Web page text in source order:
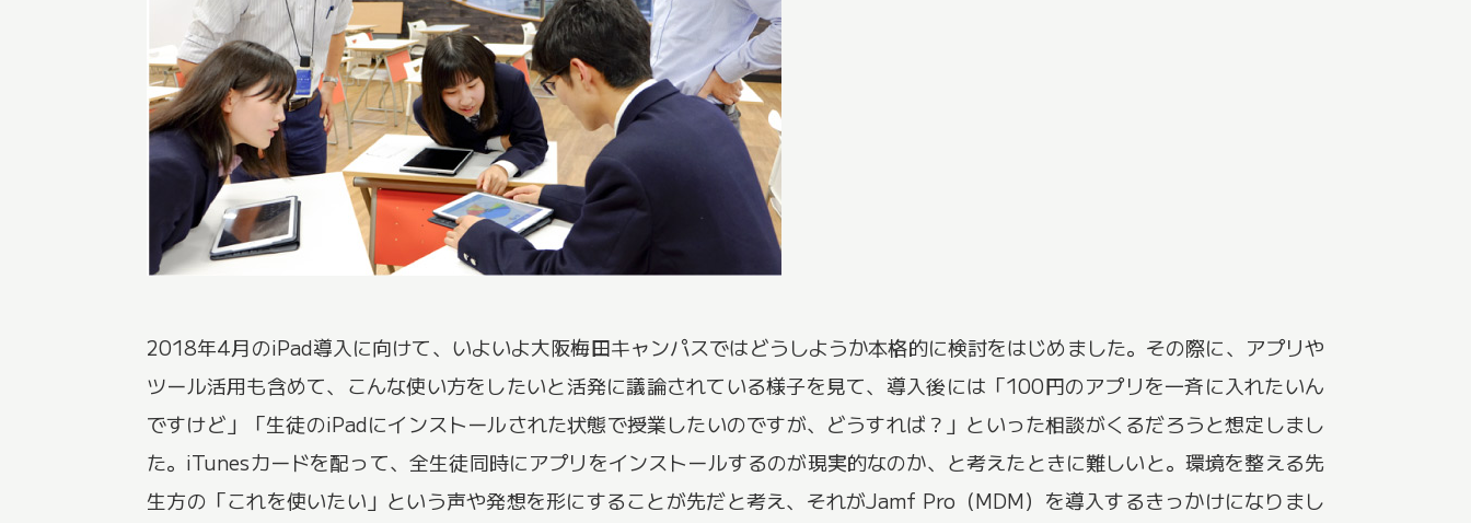
2018年4月のiPad導入に向けて、いよいよ大阪梅田キャンパスではどうしようか本格的に検討をはじめました。その際に、アプリや
ツール活用も含めて、こんな使い方をしたいと活発に議論されている様子を見て、導入後には「100円のアプリを一斉に入れたいん
ですけど」「生徒のiPadにインストールされた状態で授業したいのですが、どうすれば？」といった相談がくるだろうと想定しまし
た。iTunesカードを配って、全生徒同時にアプリをインストールするのが現実的なのか、と考えたときに難しいと。環境を整える先
生方の「これを使いたい」という声や発想を形にすることが先だと考え、それがJamf Pro（MDM）を導入するきっかけになりまし